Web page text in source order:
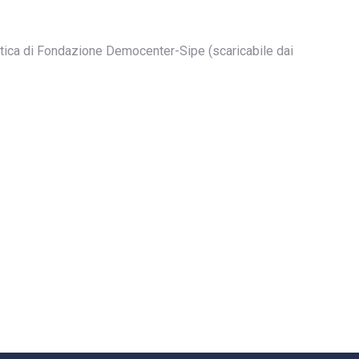
di Fondazione Democenter-Sipe (scaricabile dai